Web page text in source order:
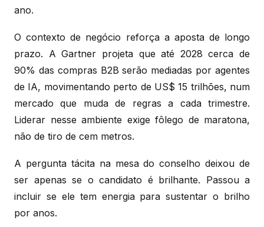
ano.
O contexto de negócio reforça a aposta de longo
prazo. A Gartner projeta que até 2028 cerca de
90% das compras B2B serão mediadas por agentes
de IA, movimentando perto de US$ 15 trilhões, num
mercado que muda de regras a cada trimestre.
Liderar nesse ambiente exige fôlego de maratona,
não de tiro de cem metros.
A pergunta tácita na mesa do conselho deixou de
ser apenas se o candidato é brilhante. Passou a
incluir se ele tem energia para sustentar o brilho
por anos.